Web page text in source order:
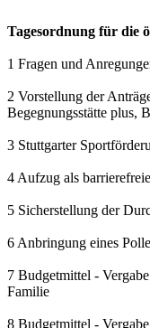
Tagesordnung für die
1 Fragen und
2 Vorstellung der
Begegnungsstätte plus,
3 Stuttgarter
4 Aufzug als
5 Sicherstellung der
6 Anbringung eines
7 Budgetmittel -
Familie
8 Budgetmittel -